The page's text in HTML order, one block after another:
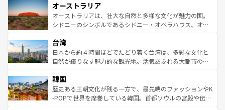
部のニューオーリンズでは、音楽と美食が融合した独特の
文化が魅力。旅行者はアメリカの各地域で異なる魅力を楽
しみながら、その多様性と豊かな歴史を感じることができ
ならではの贅沢な旅のスタイルだ。 なお、新着のアメリカ
情報はコンテンツ一覧を参照してほしい。
ワイ島は見逃せない。また、定番の観光地といえばオアフ
島だが、静かな自然を求めるならマウイ島やカウアイ島が
おすすめ。エメラルドグリーンに輝く海をはじめ、豊かな
れるおもてなしの心で訪れる人々を迎えてくれるハワイの
人々、おいしいローカルフードやハワイアンミュージッ
ク、伝統的なフラダンスなど、すべてがハワイの魅力を彩
ワイを、存分に味わってほしい。 なお、新着のハワイ情報
はコンテンツ一覧を参照してほしい。
オーストラリア
オーストラリアは、壮大な自然と多様な文化が魅力の国。
シドニーのシンボルであるシドニー・オペラハウス、オー
リアリーフや大陸中央部にそびえるウルル（エアーズロッ
ク）、タスマニアの美しい原生林やケアンズの熱帯雨林な
ど、見どころがたくさん。また、カフェやワイン、オージ
いる。アクティビティも充実しており、サーフィンやダイ
ビング、ハイキングなど、アウトドア好きにはたまらな
い。オーストラリアの多彩な魅力を存分に味わいつくそ
台湾
日本から約４時間ほどでたどり着く台湾は、多彩な文化と
自然が織りなす魅力的な観光地。活気あふれる大都市の台
ン）、静ひつな山岳地帯である台湾東部など、都市の喧騒
と山間の静けさが共存しており、訪れる人に新しい発見と
驚きをもたらしてくれる。また、奥深い台湾の食文化も魅
韓国
歴史ある王朝文化が残る一方で、最先端のファッションやK
-POPで世界を席巻している韓国。首都ソウルの宮殿や伝統